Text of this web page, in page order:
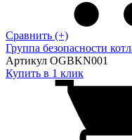
Сравнить (+)
Группа безопасности
Артикул OGBKN001
Купить в 1 клик